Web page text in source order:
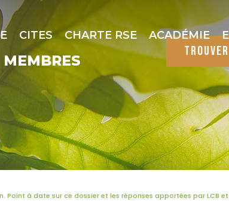
CITES CHARTE RSE ACADÉMIE
MEMBRES
à date sur ce dossier et les réponses apportées par LCB et